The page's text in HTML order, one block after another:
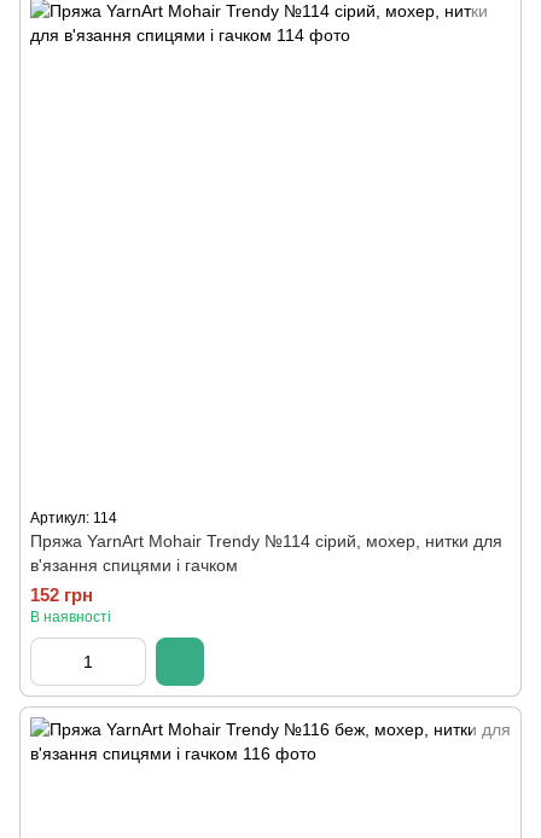
Артикул: 114
Пряжа YarnArt Mohair Trendy №114 сірий, мохер, нитки для
в'язання спицями і гачком
152 грн
В наявності